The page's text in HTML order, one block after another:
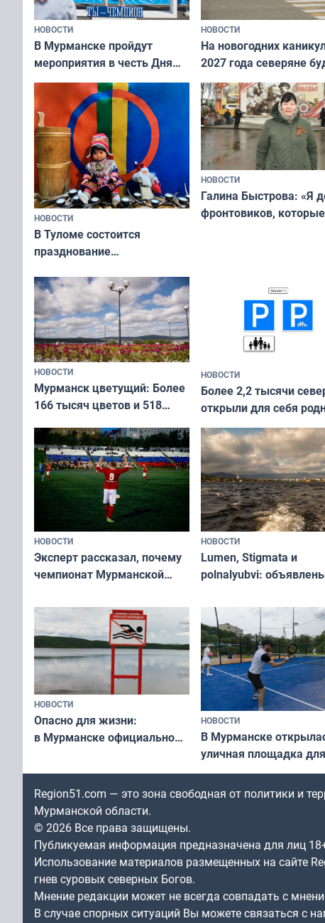
НОВОСТИ
В Мурманске пройдут
мероприятия в честь Дня
физкультурника
НОВОСТИ
На новогодних
2027 года северяне
отдыхать 11 дней
НОВОСТИ
В Туломе состоится
празднование
коренных народов мира
НОВОСТИ
Галина Быстрова: «Я
фронтовиков, которые
НОВОСТИ
Мурманск цветущий: Более
166 тысяч цветов и 518
НОВОСТИ
Более 2,2 тысячи
открыли для себя
край в рамках проекта
«Туризм для своих»
НОВОСТИ
Эксперт рассказал, почему
чемпионат Мурманской
незамеченным
НОВОСТИ
Lumen, Stigmata и
polnalyubvi:
«Имандра» в 2026 года
НОВОСТИ
Опасно для жизни:
в Мурманске официально
в городских водоёмах
НОВОСТИ
В Мурманске
уличная площадка
в падел
Region51.com — это зона свободная от политики и
Мурманской области.
© 2026 Все права защищены.
Публикуемая информация предназначена для лиц
Использование материалов размещенных на сайте
гнев суровых северных Богов.
Мнение редакции может не всегда совпадать с
В случае спорных ситуаций Вы можете связаться с